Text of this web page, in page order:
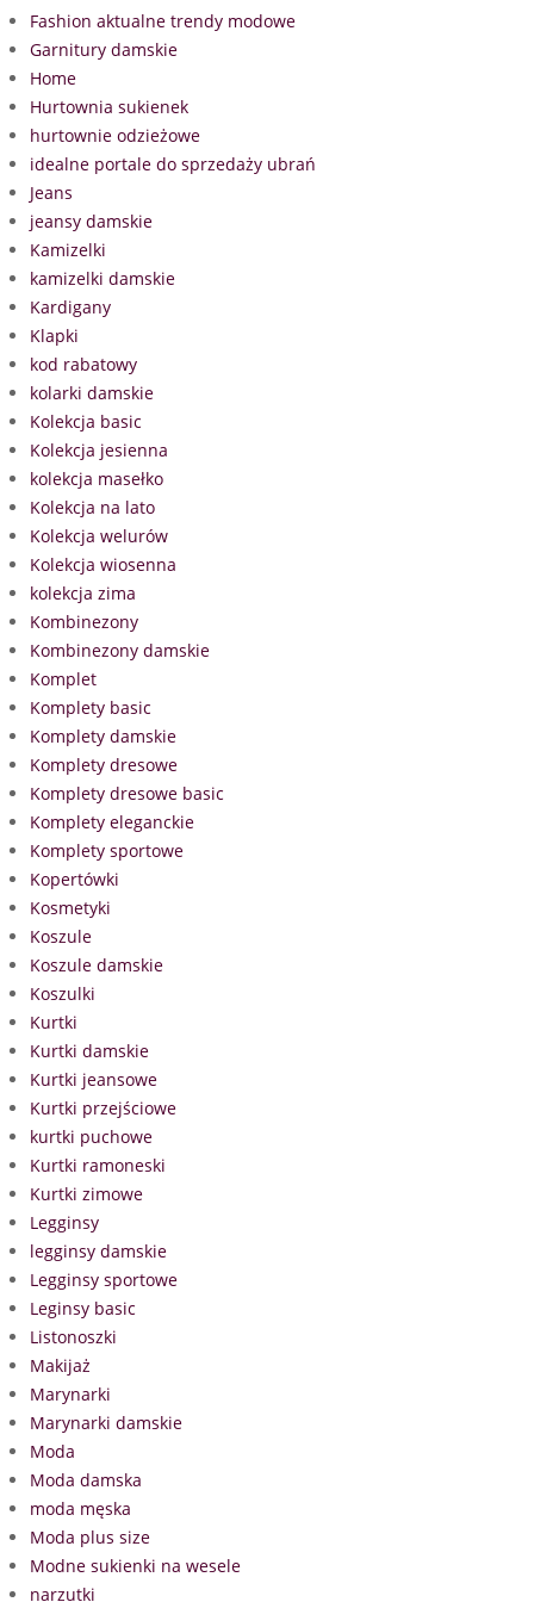
Fashion aktualne trendy modowe
Garnitury damskie
Home
Hurtownia sukienek
hurtownie odzieżowe
idealne portale do sprzedaży ubrań
Jeans
jeansy damskie
Kamizelki
kamizelki damskie
Kardigany
Klapki
kod rabatowy
kolarki damskie
Kolekcja basic
Kolekcja jesienna
kolekcja masełko
Kolekcja na lato
Kolekcja welurów
Kolekcja wiosenna
kolekcja zima
Kombinezony
Kombinezony damskie
Komplet
Komplety basic
Komplety damskie
Komplety dresowe
Komplety dresowe basic
Komplety eleganckie
Komplety sportowe
Kopertówki
Kosmetyki
Koszule
Koszule damskie
Koszulki
Kurtki
Kurtki damskie
Kurtki jeansowe
Kurtki przejściowe
kurtki puchowe
Kurtki ramoneski
Kurtki zimowe
Legginsy
legginsy damskie
Legginsy sportowe
Leginsy basic
Listonoszki
Makijaż
Marynarki
Marynarki damskie
Moda
Moda damska
moda męska
Moda plus size
Modne sukienki na wesele
narzutki